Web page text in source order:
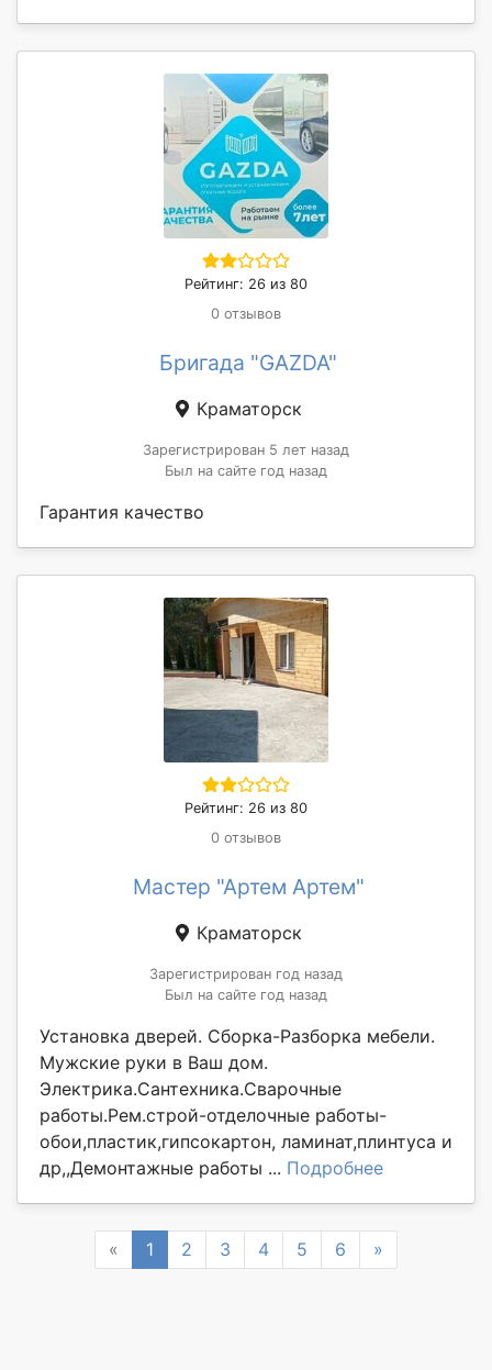
Рейтинг: 26 из 80
0 отзывов
Бригада "GAZDA"
Краматорск
Зарегистрирован 5 лет назад
Был на сайте год назад
Гарантия качество
Рейтинг: 26 из 80
0 отзывов
Мастер "Артем Артем"
Краматорск
Зарегистрирован год назад
Был на сайте год назад
Установка дверей. Сборка-Разборка мебели.
Мужские руки в Ваш дом.
Электрика.Сантехника.Сварочные
работы.Рем.строй-отделочные работы-
обои,пластик,гипсокартон, ламинат,плинтуса и
др,,Демонтажные работы ... Подробнее
« Previous
1 2 3 4 5 6 »